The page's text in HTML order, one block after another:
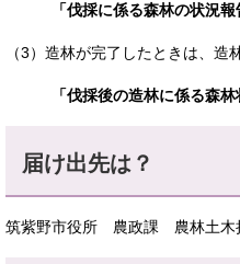
「伐採に係る森林の状況報
（3）造林が完了したときは、
「伐採後の造林に係る森林
届け出先は？
筑紫野市役所 農政課 農林土木